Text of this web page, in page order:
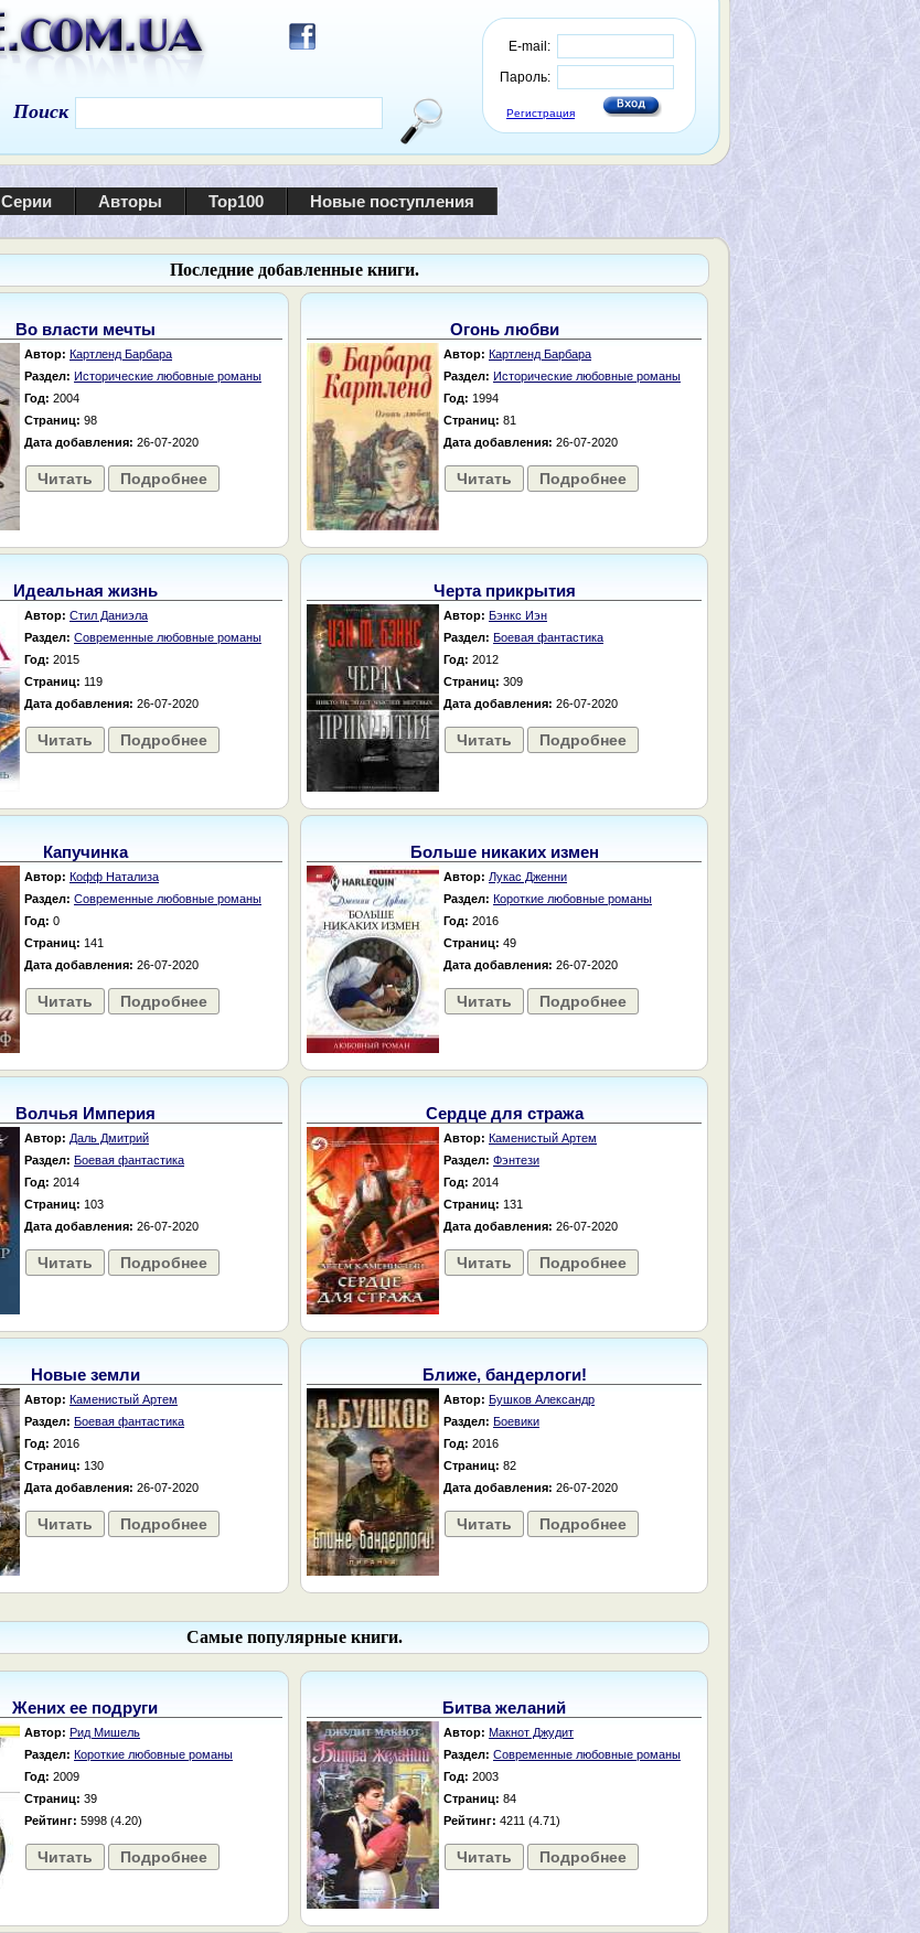
E-mail:
Пароль:
Регистрация
Поиск
Серии Авторы Top100 Новые поступления
Последние добавленные книги.
Во власти мечты
Автор: Картленд Барбара
Раздел: Исторические любовные романы
Год: 2004
Страниц: 98
Дата добавления: 26-07-2020
Читать Подробнее
Огонь любви
Автор: Картленд Барбара
Раздел: Исторические любовные романы
Год: 1994
Страниц: 81
Дата добавления: 26-07-2020
Читать Подробнее
Идеальная жизнь
Автор: Стил Даниэла
Раздел: Современные любовные романы
Год: 2015
Страниц: 119
Дата добавления: 26-07-2020
Читать Подробнее
Черта прикрытия
Автор: Бэнкс Иэн
Раздел: Боевая фантастика
Год: 2012
Страниц: 309
Дата добавления: 26-07-2020
Читать Подробнее
Капучинка
Автор: Кофф Натализа
Раздел: Современные любовные романы
Год: 0
Страниц: 141
Дата добавления: 26-07-2020
Читать Подробнее
Больше никаких измен
Автор: Лукас Дженни
Раздел: Короткие любовные романы
Год: 2016
Страниц: 49
Дата добавления: 26-07-2020
Читать Подробнее
Волчья Империя
Автор: Даль Дмитрий
Раздел: Боевая фантастика
Год: 2014
Страниц: 103
Дата добавления: 26-07-2020
Читать Подробнее
Сердце для стража
Автор: Каменистый Артем
Раздел: Фэнтези
Год: 2014
Страниц: 131
Дата добавления: 26-07-2020
Читать Подробнее
Новые земли
Автор: Каменистый Артем
Раздел: Боевая фантастика
Год: 2016
Страниц: 130
Дата добавления: 26-07-2020
Читать Подробнее
Ближе, бандерлоги!
Автор: Бушков Александр
Раздел: Боевики
Год: 2016
Страниц: 82
Дата добавления: 26-07-2020
Читать Подробнее
Самые популярные книги.
Жених ее подруги
Автор: Рид Мишель
Раздел: Короткие любовные романы
Год: 2009
Страниц: 39
Рейтинг: 5998 (4.20)
Читать Подробнее
Битва желаний
Автор: Макнот Джудит
Раздел: Современные любовные романы
Год: 2003
Страниц: 84
Рейтинг: 4211 (4.71)
Читать Подробнее